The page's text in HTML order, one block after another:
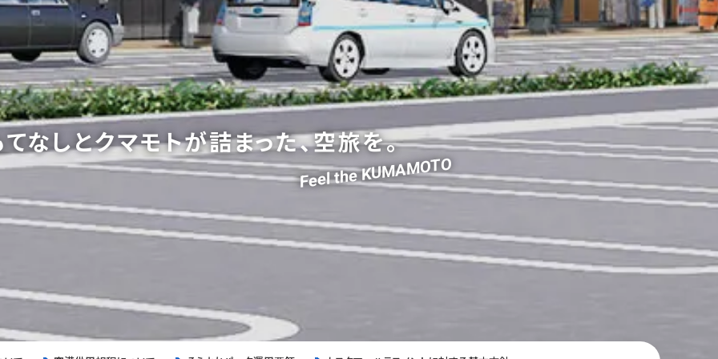
なしとクマモトが詰まった、空旅を。
Feel the KUMAMOTO